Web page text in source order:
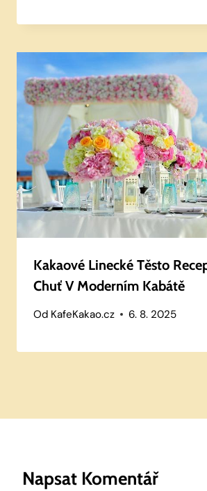
Kakaové Linecké Těsto
Chuť V Moderním Kabátě
Od KafeKakao.cz 6. 8. 2025
Napsat Komentář